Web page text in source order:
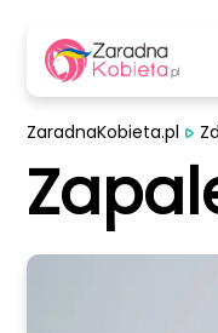
ZaradnaKobieta.pl